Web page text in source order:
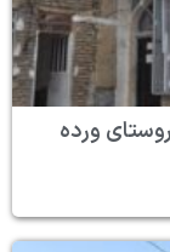
ورده